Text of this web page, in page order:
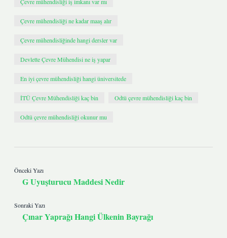
Çevre mühendisliği ne kadar maaş alır
Çevre mühendisliğinde hangi dersler var
Devlette Çevre Mühendisi ne iş yapar
En iyi çevre mühendisliği hangi üniversitede
İTÜ Çevre Mühendisliği kaç bin Odtü çevre mühendisliği kaç bin
Odtü çevre mühendisliği okunur mu
Önceki Yazı
G Uyuşturucu Maddesi Nedir
Sonraki Yazı
Çınar Yaprağı Hangi Ülkenin Bayrağı